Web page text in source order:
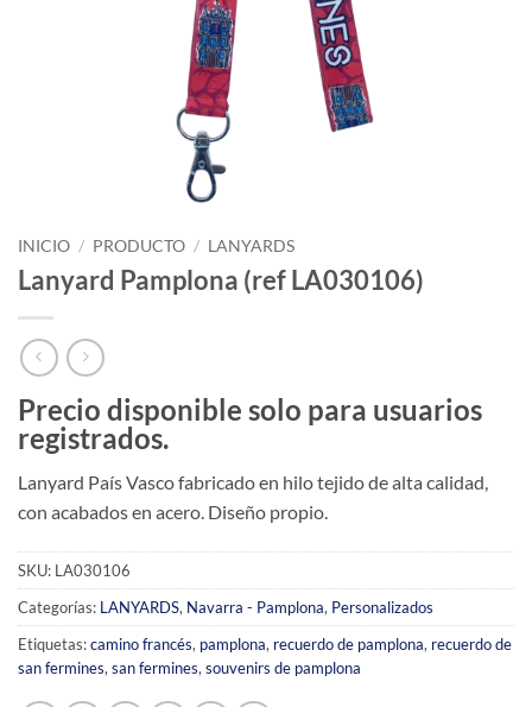
INICIO / PRODUCTO / LANYARDS
Lanyard Pamplona (ref LA030106)
Precio disponible solo para usuarios
registrados.
Lanyard País Vasco fabricado en hilo tejido de alta calidad,
con acabados en acero. Diseño propio.
SKU: LA030106
Categorías: LANYARDS, Navarra - Pamplona, Personalizados
Etiquetas:camino francés, pamplona, recuerdo de pamplona, recuerdo de
san fermines, san fermines, souvenirs de pamplona